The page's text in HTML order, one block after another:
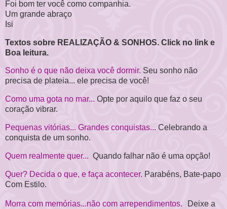
Foi bom ter você como companhia.
Um grande abraço
Isi
Textos sobre REALIZAÇÃO & SONHOS. Click no link e
Boa leitura.
Sonho é o que não deixa você dormir. Seu sonho não
precisa de plateia... ele precisa de você!
Como uma gota no mar... Opte por aquilo que faz o seu
coração vibrar.
Pequenas vitórias... Grandes conquistas... Celebrando a
conquista de um sonho.
Quem realmente quer... Quando falhar não é uma opção!
Quer? Decida o que, e faça acontecer. Parabéns, Bate-papo
Com Estilo.
Morra com memórias...não com arrependimentos.
Deixe a